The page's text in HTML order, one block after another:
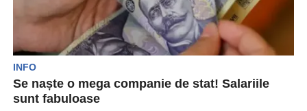
INFO
Se naște o mega companie de stat! Salariile
sunt fabuloase